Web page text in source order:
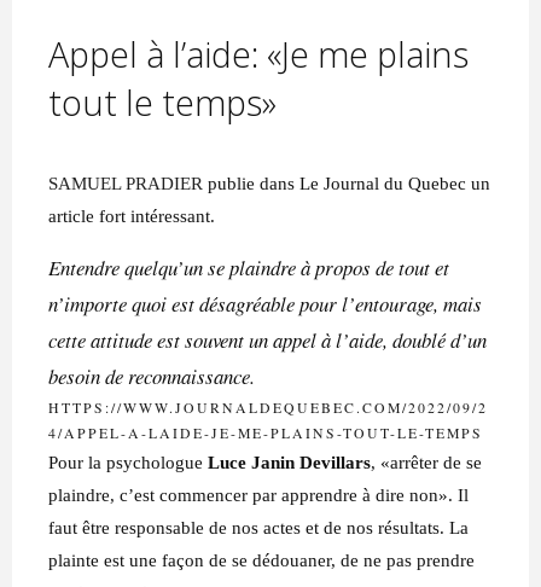
CH A
A
Y ST
E PS
YCH
R
PEU
TEC
OAC
HF
OR
MA
TRIC
Appel à l’aide: «Je me plains
tout le temps»
SAMUEL PRADIER publie dans Le Journal du Quebec un
article fort intéressant.
Entendre quelqu’un se plaindre à propos de tout et
n’importe quoi est désagréable pour l’entourage, mais
cette attitude est souvent un appel à l’aide, doublé d’un
besoin de reconnaissance.
HTTPS://WWW.JOURNALDEQUEBEC.COM/2022/09/2
4/APPEL-A-LAIDE-JE-ME-PLAINS-TOUT-LE-TEMPS
Pour la psychologueLuce Janin Devillars, «arrêter de se
plaindre, c’est commencer par apprendre à dire non». Il
faut être responsable de nos actes et de nos résultats. La
plainte est une façon de se dédouaner, de ne pas prendre